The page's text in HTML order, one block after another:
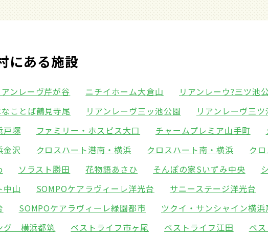
にある施設
アンレーヴ芹が谷 ニチイホーム大倉山 リアンレーウ?三ツ池
ことば鶴見寺尾 リアンレーヴ三ッ池公園 リアンレーヴ三ツ
戸塚
ファミリー・ホスピス大口 チャームプレミア山手町
金沢
クロスハート港南・横浜 クロスハート南・横浜 ク
ソラスト勝田 花物語あさひ そんぽの家Sいずみ中央
中山
SOMPOケアラヴィーレ洋光台 サニーステージ洋光台
SOMPOケアラヴィーレ緑園都市 ツクイ・サンシャイン横浜
グ 横浜都筑
ベストライフ市ヶ尾 ベストライフ江田 ベ